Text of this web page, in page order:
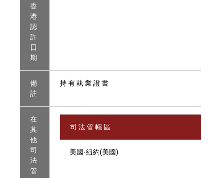
香
港
認
許
日
期
備
註
持 有 執 業 證 書
在
其
他
司
法
管
司 法 管 轄 區
美國-紐約(美國)